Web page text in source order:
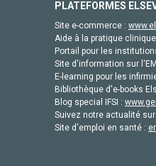
PLATEFORMES
Site e-commerce :
Aide à la pratique
Portail pour les
Site d'information sur
E-learning pour les
Bibliothèque d'e-books
Blog special IFSI :
Suivez notre actualité
Site d'emploi en santé :